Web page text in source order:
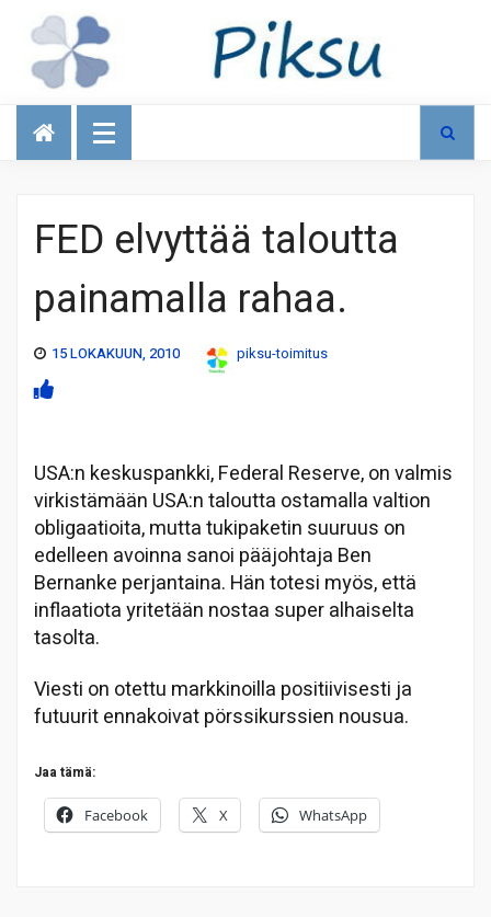
Talous
FED elvyttää taloutta
painamalla rahaa.
15 LOKAKUUN, 2010 piksu-toimitus
USA:n keskuspankki, Federal Reserve, on valmis
virkistämään USA:n taloutta ostamalla valtion
obligaatioita, mutta tukipaketin suuruus on
edelleen avoinna sanoi pääjohtaja Ben
Bernanke perjantaina. Hän totesi myös, että
inflaatiota yritetään nostaa super alhaiselta
tasolta.
Viesti on otettu markkinoilla positiivisesti ja
futuurit ennakoivat pörssikurssien nousua.
Jaa tämä:
Facebook X WhatsApp